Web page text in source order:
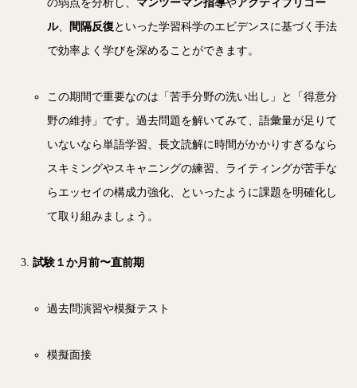
の弱点を分析し、 マンツーマン指導やアクティブリコー
ル、 間隔反復 といった学習科学のエビデンスに基づく手法
で効率よく学びを深めることができます。
この期間で重要なのは「苦手分野の洗い出し」と「得意分
野の維持」です。過去問題を解いてみて、語彙量が足りて
いないなら単語学習、長文読解に時間がかかりすぎるなら
スキミングやスキャニングの練習、ライティングが苦手な
らエッセイの構成力強化、といったように課題を明確化し
て取り組みましょう。
試験１か月前〜直前期
過去問演習や模擬テスト
模擬面接